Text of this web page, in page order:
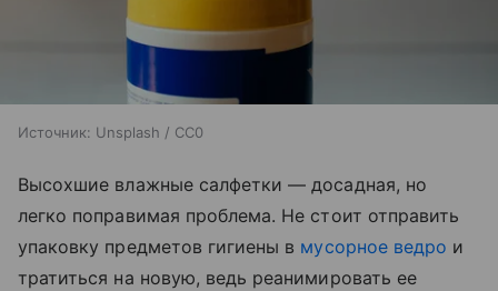
Источник: Unsplash / CC0
Высохшие влажные салфетки — досадная, но
легко поправимая проблема. Не стоит отправить
упаковку предметов гигиены в мусорное ведро и
тратиться на новую, ведь реанимировать ее